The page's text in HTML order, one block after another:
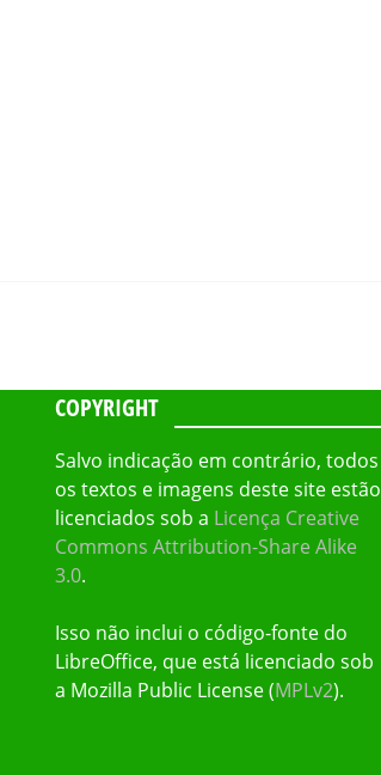
COPYRIGHT
Salvo indicação em contrário, todos
os textos e imagens deste site estão
licenciados sob a Licença Creative
Commons Attribution-Share Alike
3.0.
Isso não inclui o código-fonte do
LibreOffice, que está licenciado sob
a Mozilla Public License (MPLv2).